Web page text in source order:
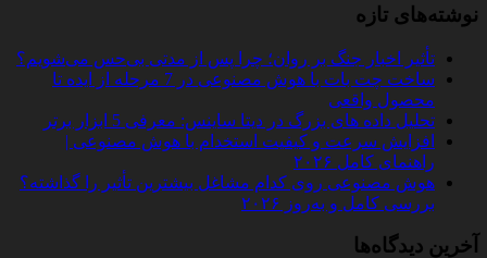
نوشته‌های تازه
تأثیر اخبار جنگ بر روان؛ چرا پس از مدتی بی‌حس می‌شویم؟
ساخت چت‌ بات با هوش مصنوعی در 7 مرحله از ایده تا
محصول واقعی
تحلیل داده‌ های بزرگ در دیتا ساینس: معرفی 5 ابزار برتر
افزایش سرعت و کیفیت استخدام با هوش مصنوعی |
راهنمای کامل ۲۰۲۶
هوش مصنوعی روی کدام مشاغل بیشترین تأثیر را گذاشته؟
بررسی کامل و به‌روز ۲۰۲۶
آخرین دیدگاه‌ها